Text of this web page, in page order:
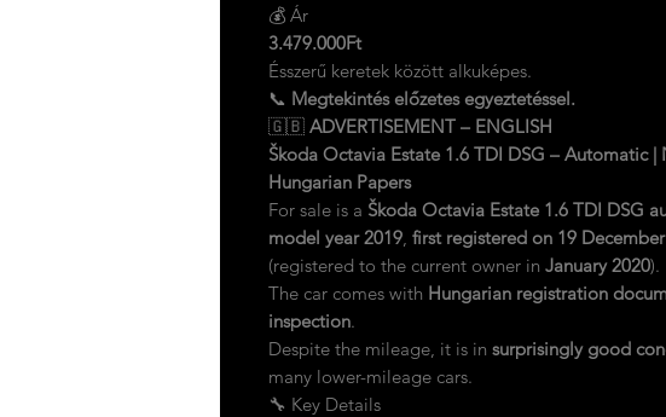
💰 Ár
3.479.000Ft
Ésszerű keretek között alkuképes.
📞 Megtekintés előzetes egyeztetéssel.
🇬🇧 ADVERTISEMENT – ENGLISH
Škoda Octavia Estate 1.6 TDI DSG – Automatic
Hungarian Papers
For sale is a Škoda Octavia Estate 1.6 TDI DSG
model year 2019 first registered on 19
(registered to the current owner in January 2020).
The car comes with Hungarian registration
inspection.
Despite the mileage, it is in surprisingly good
many lower-mileage cars.
🔧 Key Details